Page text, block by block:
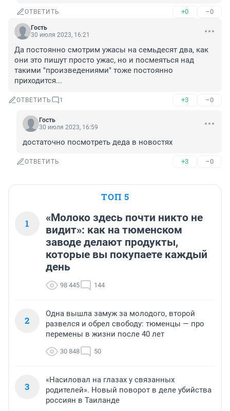
ОТВЕТИТЬ +0 –0
Гость
30 июля 2023, 16:21
Да постоянно смотрим ужасы на семьдесят два, как
они это пишут просто ужас, но и посмеяться над
такими "произведениями" тоже постоянно
приходится...
ОТВЕТИТЬ 1 +3 –0
Гость
30 июля 2023, 16:59
достаточно посмотреть деда в новостях
ОТВЕТИТЬ +3 –0
ТОП 5
1
«Молоко здесь почти никто не
видит»: как на тюменском
заводе делают продукты,
которые вы покупаете каждый
день
98 445 144
2
Одна вышла замуж за молодого, второй
развелся и обрел свободу: тюменцы — про
перемены в жизни после 40 лет
30 848 50
3
«Насиловал на глазах у связанных
родителей». Новый поворот в деле убийства
россиян в Таиланде